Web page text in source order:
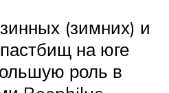
(зимних) и
на юге
роль в